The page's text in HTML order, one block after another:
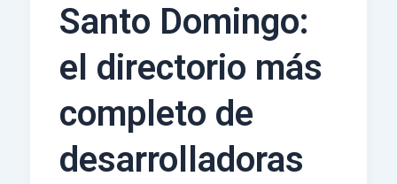
Santo Domingo:
el directorio más
completo de
desarrolladoras